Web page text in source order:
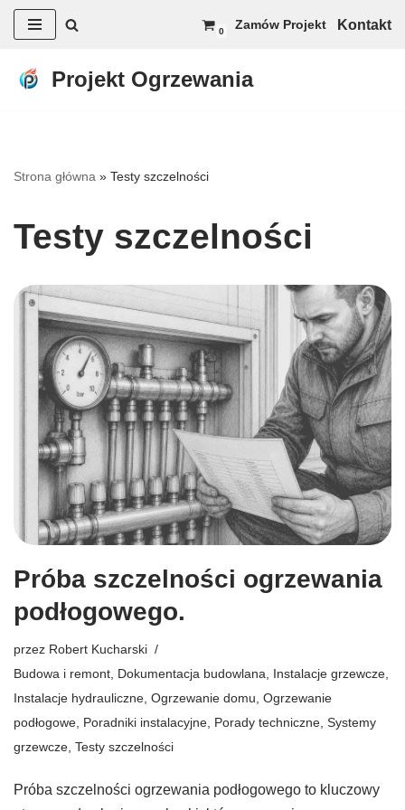
do
0 Zamów Projekt Kontakt
Projekt Ogrzewania
Strona główna » Testy szczelności
Testy szczelności
Próba szczelności ogrzewania
podłogowego.
przez Robert Kucharski
Budowa i remont Dokumentacja budowlana Instalacje grzewcze
Instalacje hydrauliczne Ogrzewanie domu Ogrzewanie
podłogowe Poradniki instalacyjne Porady techniczne Systemy
grzewcze Testy szczelności
Próba szczelności ogrzewania podłogowego to kluczowy